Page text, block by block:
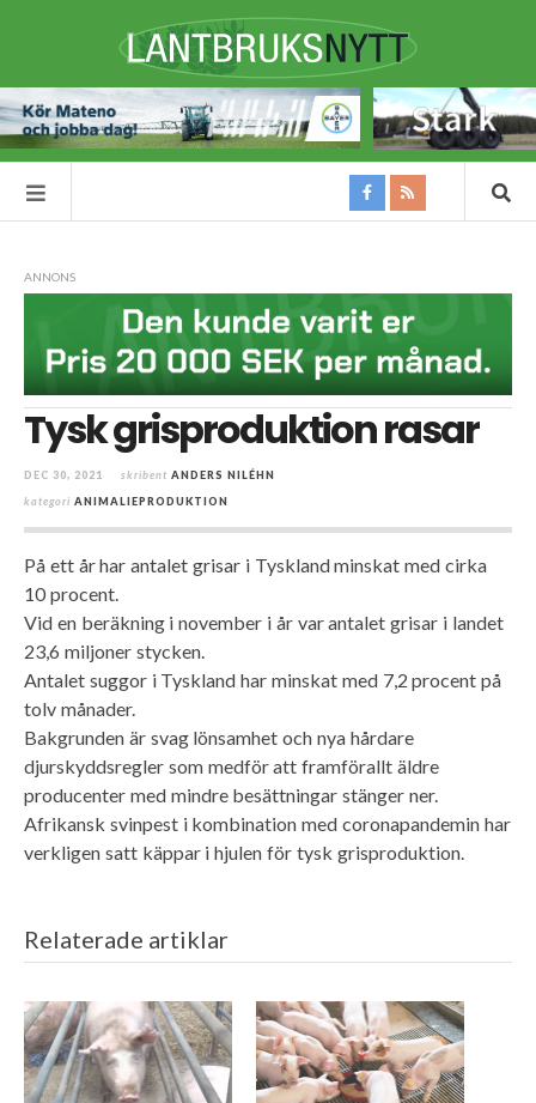
ANNONS
Tysk grisproduktion rasar
DEC 30, 2021 skribent ANDERS NILÉHN
kategori ANIMALIEPRODUKTION
På ett år har antalet grisar i Tyskland minskat med cirka
10 procent.
Vid en beräkning i november i år var antalet grisar i landet
23,6 miljoner stycken.
Antalet suggor i Tyskland har minskat med 7,2 procent på
tolv månader.
Bakgrunden är svag lönsamhet och nya hårdare
djurskyddsregler som medför att framförallt äldre
producenter med mindre besättningar stänger ner.
Afrikansk svinpest i kombination med coronapandemin har
verkligen satt käppar i hjulen för tysk grisproduktion.
Relaterade artiklar